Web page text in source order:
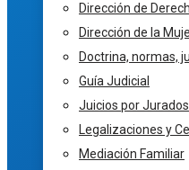
Dirección de
Dirección de la
Doctrina, normas,
Guía Judicial
Juicios por Jurados
Legalizaciones y
Mediación Familiar